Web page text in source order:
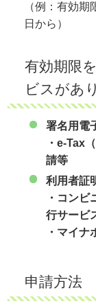
（例：有効
日から）
有効期限
ビスがあ
署名用電
・e‐Tax
請等
利用者証
・コン
行サービ
・マイ
申請方法